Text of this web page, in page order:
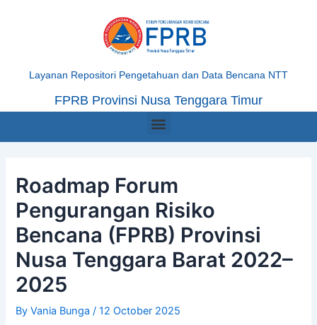
Layanan Repositori Pengetahuan dan Data Bencana NTT
FPRB Provinsi Nusa Tenggara Timur
Menu
Roadmap Forum
Pengurangan Risiko
Bencana (FPRB) Provinsi
Nusa Tenggara Barat 2022–
2025
ByVania Bunga/12 October 2025